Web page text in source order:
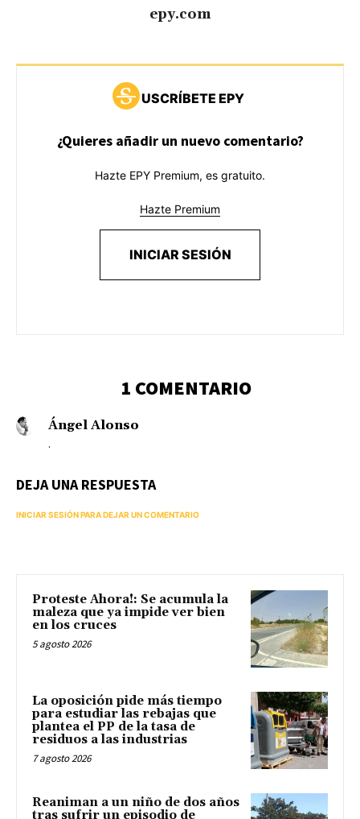
epy.com
USCRÍBETE EPY
¿Quieres añadir un nuevo comentario?
Hazte EPY Premium, es gratuito.
Hazte Premium
INICIAR SESIÓN
1 COMENTARIO
Ángel Alonso
.
DEJA UNA RESPUESTA
INICIAR SESIÓN PARA DEJAR UN COMENTARIO
Proteste Ahora!: Se acumula la
maleza que ya impide ver bien
en los cruces
5 agosto 2026
La oposición pide más tiempo
para estudiar las rebajas que
plantea el PP de la tasa de
residuos a las industrias
7 agosto 2026
Reaniman a un niño de dos años
tras sufrir un episodio de